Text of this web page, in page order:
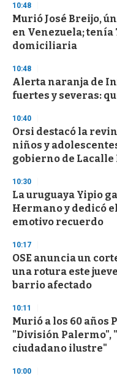
3
s
c
o
d
s
10:48
Murió José Breijo,
en Venezuela; tenía
domiciliaria
10:48
Alerta naranja de
fuertes y severas:
10:40
Orsi destacó la
niños y
gobierno de Lacalle
10:30
La uruguaya Yipio
Hermano y dedicó
emotivo recuerdo
10:17
OSE anuncia un
una rotura este
barrio afectado
10:11
Murió a los 60 años
"División Palermo",
ciudadano ilustre"
10:00